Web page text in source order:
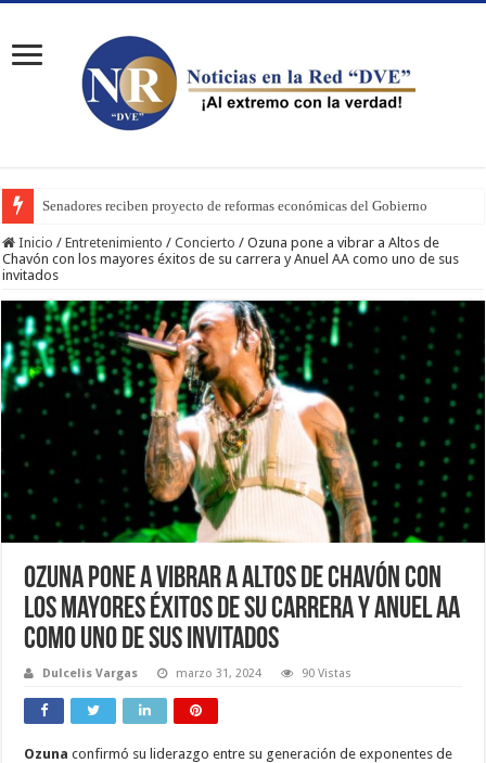
Senadores reciben proyecto de reformas económicas del Gobierno
Inicio / Entretenimiento / Concierto / Ozuna pone a vibrar a Altos de
Chavón con los mayores éxitos de su carrera y Anuel AA como uno de sus
invitados
Ozuna pone a vibrar a Altos de Chavón con
los mayores éxitos de su carrera y Anuel AA
como uno de sus invitados
Dulcelis Vargas marzo 31, 2024 90 Vistas
Ozuna confirmó su liderazgo entre su generación de exponentes de